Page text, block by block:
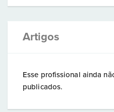
Artigos
Esse profissional ainda
publicados.